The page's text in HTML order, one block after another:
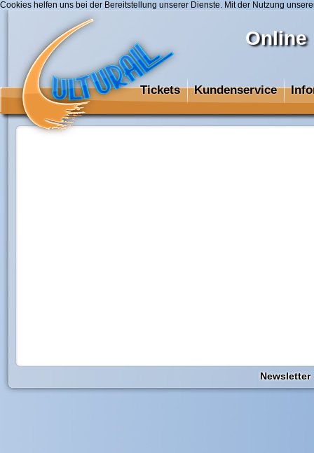
Cookies helfen uns bei der Bereitstellung unserer Dienste. Mit der Nutzung
Online
Tickets Kundenservice
Newsletter